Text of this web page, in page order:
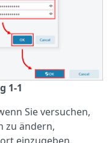
1-1
Sie versuchen,
zu ändern,